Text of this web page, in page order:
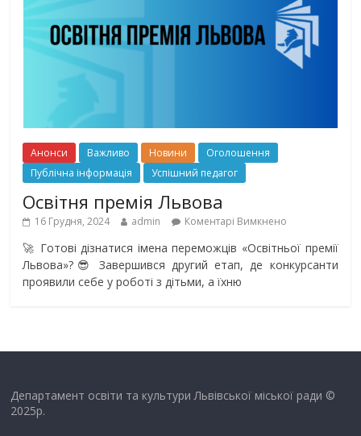
Анонси Важливо Новини
Оголошення
Публічна інформація
Успішний педагог
Освітня премія Львова
16 Грудня, 2024 admin Коментарі Вимкнено
🚀 Готові дізнатися імена переможців «Освітньої премії
Львова»?😎 Завершився другий етап, де конкурсанти
проявили себе у роботі з дітьми, а їхню
Департамент освіти та культури Львівської міської ради ©
2025р.